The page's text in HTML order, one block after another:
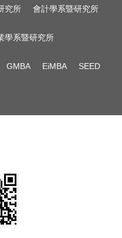
究所 會計學系暨研究所
學系暨研究所
GMBA EiMBA SEED